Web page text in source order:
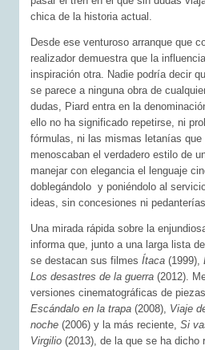
chica de la historia actual.
Desde ese venturoso arranque que
realizador demuestra que la
inspiración otra. Nadie podría decir
se parece a ninguna obra de
dudas, Piard entra en la
ello no ha significado repetirse, ni
fórmulas, ni las mismas letanías que
menoscaban el verdadero estilo de
manejar con elegancia el lenguaje
doblegándolo y poniéndolo al
ideas, sin concesiones ni
Una mirada rápida sobre la
informa que, junto a una larga lista
se destacan sus filmesÍtaca (1999),
Los desastres de la guerra (2012).
versiones cinematográficas de
Escándalo en la trapa (2008), Viaje
noche (2006) y la más reciente,Si
Virgilio (2013), de la que se ha